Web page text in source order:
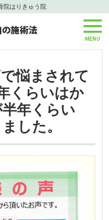
院はりきゅう院
悩まされて
くらいはか
年くらい
した。